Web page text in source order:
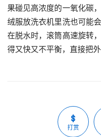
果碰见高浓度的一氧化碳
绒服放洗衣机里洗也可能
在脱水时，滚筒高速旋转
得又快又不平衡，直接把外
打赏